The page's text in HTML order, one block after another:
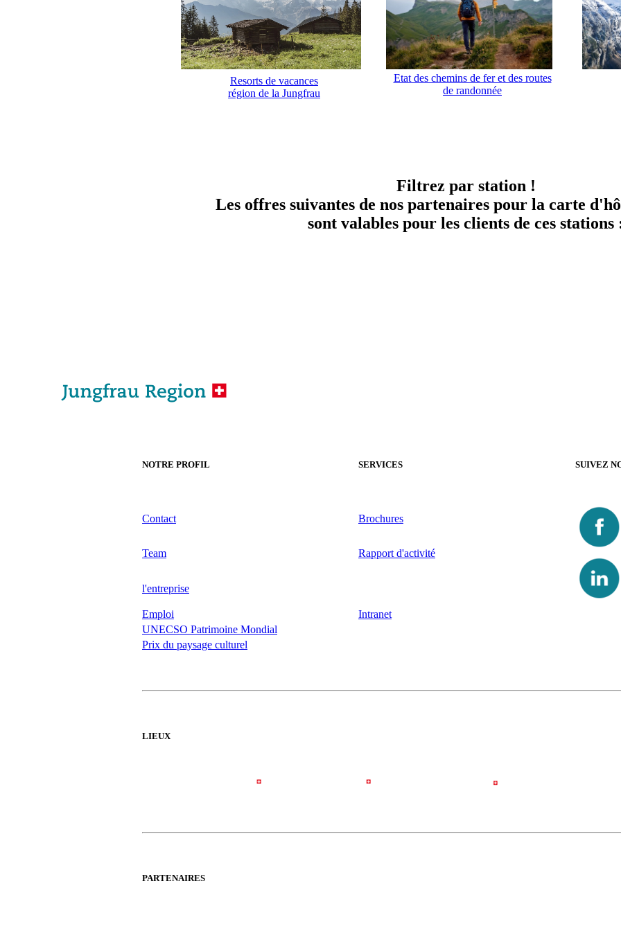
Resorts de vacances
région de la Jungfrau
Etat des chemins de fer et des routes
de randonnée
Filtrez par station !
Les offres suivantes de nos partenaires pour la carte
sont valables pour les clients de ces stations
NOTRE PROFIL SERVICES SUIVEZ
Contact Brochures
Team Rapport d'activité
l'entreprise
Emploi
Intranet
UNECSO Patrimoine Mondial
Prix du paysage culturel
LIEUX
PARTENAIRES